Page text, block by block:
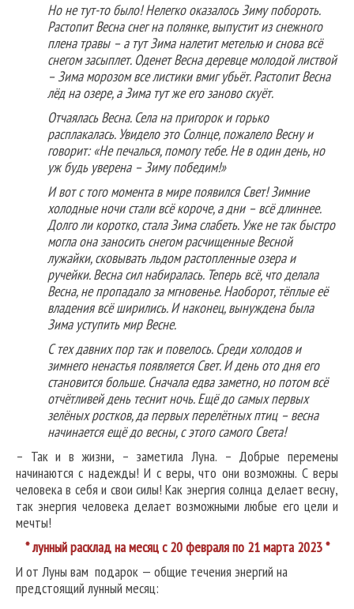
Но не тут-то было! Нелегко оказалось Зиму побороть.
Растопит Весна снег на полянке, выпустит из снежного
плена травы – а тут Зима налетит метелью и снова всё
снегом засыплет. Оденет Весна деревце молодой листвой
– Зима морозом все листики вмиг убьёт. Растопит Весна
лёд на озере, а Зима тут же его заново скуёт.
Отчаялась Весна. Села на пригорок и горько
расплакалась. Увидело это Солнце, пожалело Весну и
говорит: «Не печалься, помогу тебе. Не в один день, но
уж будь уверена – Зиму победим!»
И вот с того момента в мире появился Свет! Зимние
холодные ночи стали всё короче, а дни – всё длиннее.
Долго ли коротко, стала Зима слабеть. Уже не так быстро
могла она заносить снегом расчищенные Весной
лужайки, сковывать льдом растопленные озера и
ручейки. Весна сил набиралась. Теперь всё, что делала
Весна, не пропадало за мгновенье. Наоборот, тёплые её
владения всё ширились. И наконец, вынуждена была
Зима уступить мир Весне.
С тех давних пор так и повелось. Среди холодов и
зимнего ненастья появляется Свет. И день ото дня его
становится больше. Сначала едва заметно, но потом всё
отчётливей день теснит ночь. Ещё до самых первых
зелёных ростков, да первых перелётных птиц – весна
начинается ещё до весны, с этого самого Света!
– Так и в жизни, – заметила Луна. – Добрые перемены
начинаются с надежды! И с веры, что они возможны. С веры
человека в себя и свои силы! Как энергия солнца делает весну,
так энергия человека делает возможными любые его цели и
мечты!
* лунный расклад на месяц с 20 февраля по 21 марта 2023 *
И от Луны вам подарок — общие течения энергий на
предстоящий лунный месяц: